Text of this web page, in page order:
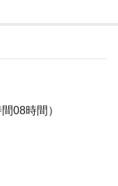
08時間）